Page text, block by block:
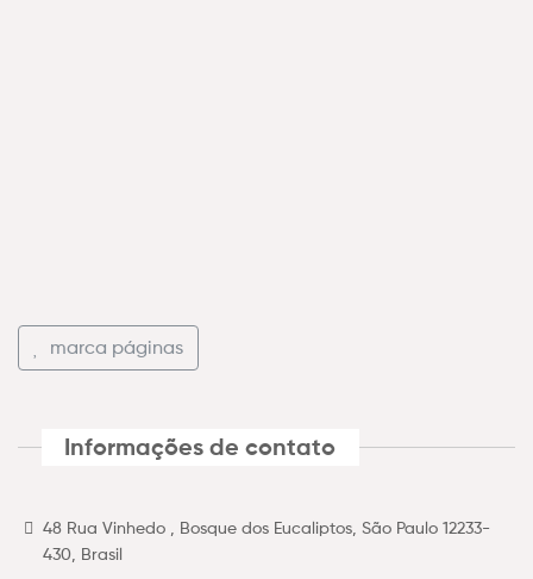
marca páginas
Informações de contato
48 Rua Vinhedo , Bosque dos Eucaliptos, São Paulo 12233-
430, Brasil